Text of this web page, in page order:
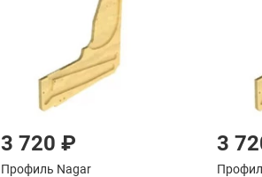
3 720 ₽
Профиль Nagar
3